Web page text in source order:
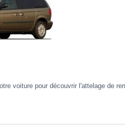
voiture pour découvrir l'attelage de